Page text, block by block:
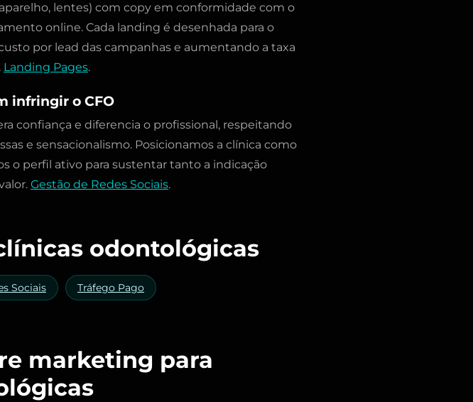
lentes) com copy em conformidade com o
online. Cada landing é desenhada para o
por lead das campanhas e aumentando a taxa
Landing Pages.
infringir o CFO
confiança e diferencia o profissional, respeitando
e sensacionalismo. Posicionamos a clínica como
o perfil ativo para sustentar tanto a indicação
Gestão de Redes Sociais.
odontológicas
Sociais Tráfego Pago
marketing para